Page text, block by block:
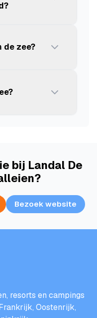
de zee?
bij Landal De
Bezoek website
resorts en campings
Oostenrijk,